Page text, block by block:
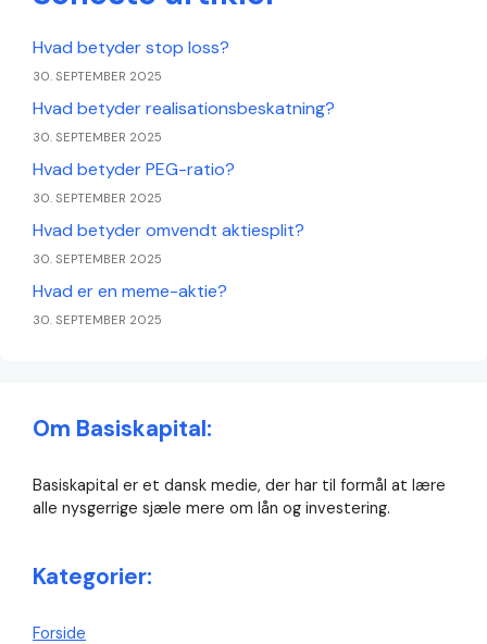
Hvad betyder stop loss?
30. SEPTEMBER 2025
Hvad betyder realisationsbeskatning?
30. SEPTEMBER 2025
Hvad betyder PEG-ratio?
30. SEPTEMBER 2025
Hvad betyder omvendt aktiesplit?
30. SEPTEMBER 2025
Hvad er en meme-aktie?
30. SEPTEMBER 2025
Om Basiskapital:
Basiskapital er et dansk medie, der har til formål at lære
alle nysgerrige sjæle mere om lån og investering.
Kategorier:
Forside